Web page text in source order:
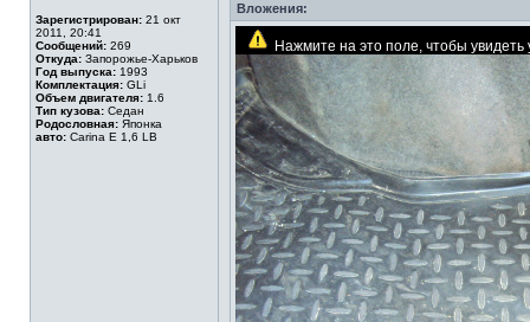
Зарегистрирован: 21 окт
2011, 20:41
Сообщений: 269
Откуда: Запорожье-Харьков
Год выпуска: 1993
Комплектация: GLi
Объем двигателя: 1.6
Тип кузова: Седан
Родословная: Японка
авто: Carina E 1,6 LB
Вложения:
Нажмите на это поле, чтобы